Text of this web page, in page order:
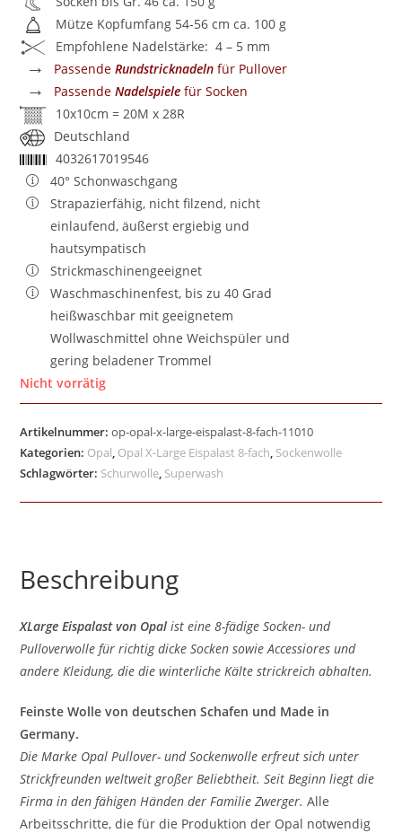
Mütze Kopfumfang 54-56 cm ca. 100 g
Empfohlene Nadelstärke: 4 – 5 mm
→ PassendeRundstricknadeln für Pullover
→ PassendeNadelspiele für Socken
10x10cm = 20M x 28R
Deutschland
4032617019546
40° Schonwaschgang
Strapazierfähig, nicht filzend, nicht
einlaufend, äußerst ergiebig und
hautsympatisch
Strickmaschinengeeignet
Waschmaschinenfest, bis zu 40 Grad
heißwaschbar mit geeignetem
Wollwaschmittel ohne Weichspüler und
gering beladener Trommel
Nicht vorrätig
Artikelnummer:op-opal-x-large-eispalast-8-fach-11010
Kategorien: Opal, Opal X-Large Eispalast 8-fach, Sockenwolle
Schlagwörter: Schurwolle, Superwash
Beschreibung
XLarge Eispalast von Opal ist eine 8-fädige Socken- und
Pulloverwolle für richtig dicke Socken sowie Accessiores und
andere Kleidung, die die winterliche Kälte strickreich abhalten.
Feinste Wolle von deutschen Schafen und Made in
Germany.
Die Marke Opal Pullover- und Sockenwolle erfreut sich unter
Strickfreunden weltweit großer Beliebtheit. Seit Beginn liegt die
Firma in den fähigen Händen der Familie Zwerger. Alle
Arbeitsschritte, die für die Produktion der Opal notwendig